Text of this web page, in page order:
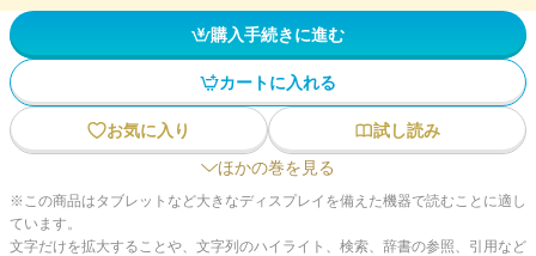
購入手続きに進む
カートに入れる
お気に入り
試し読み
ほかの巻を見る
※この商品はタブレットなど大きなディスプレイを備えた機器で読むことに適し
ています。
文字だけを拡大することや、文字列のハイライト、検索、辞書の参照、引用など